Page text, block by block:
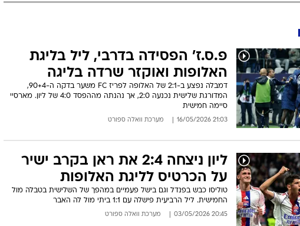
פ.ס.ז' הפסידה בדרבי, ליל בליגת
האלופות ואוקזר שרדה בליגה
דמבלה נפצע ב-2:1 של האלופה לפריז FC משער בדקה ה-90+4,
המדורגת שלישית נכנעה 2:0, אך נהנתה מההפסד 4:0 של ליון. מארסיי
סיימה חמישית
21:03 16/05/2026 מערכת וואלה ספורט
ליון ניצחה 2:4 את ראן בקרב ישיר
על הכרטיס לליגת האלופות
טוליסו כבש בפנדל וגם בישל פעמיים במהפך של השלישית בטבלה מול
החמישית. ליל הרביעית פישלה עם 1:1 ביתי מול לה האבר
20:45 03/05/2026 מערכת וואלה ספורט